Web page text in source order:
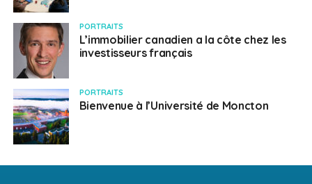
PORTRAITS
L’immobilier canadien a la côte chez les
investisseurs français
PORTRAITS
Bienvenue à l’Université de Moncton